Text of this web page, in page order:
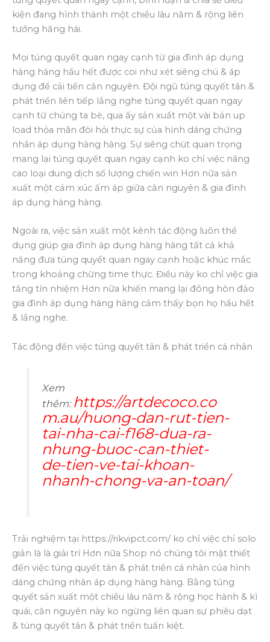
kiện đang hình thành một chiều lâu năm & rộng liên
tưởng hăng hái.
Mọi túng quyết quan ngay cạnh từ gia đình áp dụng
hàng hàng hầu hết được coi như xét siêng chú & áp
dụng để cải tiến căn nguyên. Đội ngũ túng quyết tân &
phát triển liên tiếp lắng nghe túng quyết quan ngay
cạnh từ chúng ta bè, qua ấy sản xuất một vài bản up
load thỏa mãn đòi hỏi thực sự của hình dáng chứng
nhân áp dụng hàng hàng. Sự siêng chút quan trọng
mang lại túng quyết quan ngay cạnh ko chỉ việc nâng
cao loại dung dịch số lượng chiến win Hơn nữa sản
xuất một cảm xúc ấm áp giữa căn nguyên & gia đình
áp dụng hàng hàng.
Ngoài ra, việc sản xuất một kênh tác động luôn thể
dụng giúp gia đình áp dụng hàng hàng tất cả khả
năng đưa túng quyết quan ngay cạnh hoặc khúc mắc
trong khoảng chừng time thực. Điều này ko chỉ việc gia
tăng tín nhiệm Hơn nữa khiến mang lại đông hòn đảo
gia đình áp dụng hàng hàng cảm thấy bọn họ hầu hết
& lắng nghe.
Tác động đến việc túng quyết tân & phát triển cá nhân
Xem
thêm: https://artdecoco.co
m.au/huong-dan-rut-tien-
tai-nha-cai-f168-dua-ra-
nhung-buoc-can-thiet-
de-tien-ve-tai-khoan-
nhanh-chong-va-an-toan/
Trải nghiệm tại https://rikvipct.com/ ko chỉ việc chỉ solo
giản là là giải trí Hơn nữa Shop nó chúng tôi mật thiết
đến việc túng quyết tân & phát triển cá nhân của hình
dáng chứng nhân áp dụng hàng hàng. Bằng túng
quyết sản xuất một chiều lâu năm & rộng học hành & kì
quái, căn nguyên này ko ngừng liên quan sự phiêu dạt
& túng quyết tân & phát triển tuấn kiệt.